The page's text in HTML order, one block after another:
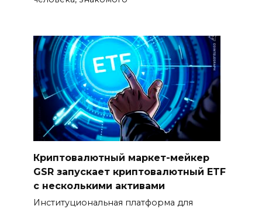
Криптовалютный маркет-мейкер
GSR запускает криптовалютный ETF
с несколькими активами
Институциональная платформа для